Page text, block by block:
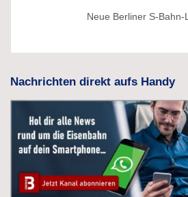
Neue Berliner S-
Nachrichten direkt aufs Handy